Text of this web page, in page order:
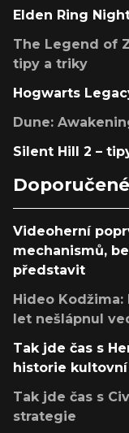
Elden Ring
The Legend of
tipy a triky
Hogwarts
Dune:
Silent Hill 2 –
Videoherní
mechanismů,
představit
Hideo
let nešlápnul
Tak jde čas s
historie
Tak jde čas s
strategie